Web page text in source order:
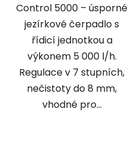
Control 5000 – úsporné
jezírkové čerpadlo s
řídicí jednotkou a
výkonem 5 000 l/h.
Regulace v 7 stupních,
nečistoty do 8 mm,
vhodné pro...